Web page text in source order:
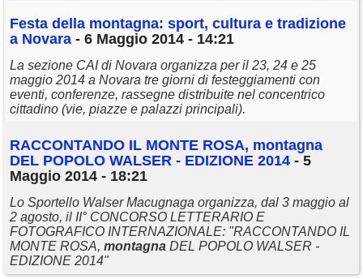
Festa della montagna: sport, cultura e tradizione
a Novara - 6 Maggio 2014 - 14:21
La sezione CAI di Novara organizza per il 23, 24 e 25
maggio 2014 a Novara tre giorni di festeggiamenti con
eventi, conferenze, rassegne distribuite nel concentrico
cittadino (vie, piazze e palazzi principali).
RACCONTANDO IL MONTE ROSA, montagna
DEL POPOLO WALSER - EDIZIONE 2014 - 5
Maggio 2014 - 18:21
Lo Sportello Walser Macugnaga organizza, dal 3 maggio al
2 agosto, il II° CONCORSO LETTERARIO E
FOTOGRAFICO INTERNAZIONALE: "RACCONTANDO IL
MONTE ROSA, montagna DEL POPOLO WALSER -
EDIZIONE 2014"